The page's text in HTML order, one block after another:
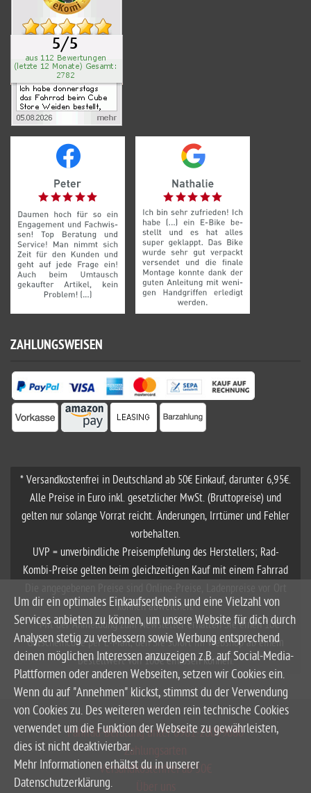
ZAHLUNGSWEISEN
* Versandkostenfrei in Deutschland ab 50€ Einkauf, darunter 6,95€.
Alle Preise in Euro inkl. gesetzlicher MwSt. (Bruttopreise) und
gelten nur solange Vorrat reicht. Änderungen, Irrtümer und Fehler
vorbehalten.
UVP = unverbindliche Preisempfehlung des Herstellers; Rad-
Kombi-Preise gelten beim gleichzeitigen Kauf mit einem Fahrrad
können abweichen.
**Mit der Anmeldung zum Newsletter erhalten Sie einen 10€
Gutscheincode per E-Mail, den Sie sofort im Webshop ab einem
Bestellwert von 100€ einlösen können.
Fahrrad-Beratung unter 0961-20099680
Zahlungsarten
Versandkostenfrei ab 50€
Um dir ein optimales Einkaufserlebnis und eine Vielzahl von
Services anbieten zu können, um unsere Website für dich durch
Analysen stetig zu verbessern sowie Werbung entsprechend
deinen möglichen Interessen anzuzeigen z.B. auf Social-Media-
Plattformen oder anderen Webseiten, setzen wir Cookies ein.
Wenn du auf "Annehmen" klickst, stimmst du der Verwendung
von Cookies zu. Des weiteren werden rein technische Cookies
verwendet um die Funktion der Webseite zu gewährleisten,
dies ist nicht deaktivierbar.
Mehr Informationen erhältst du in unserer
Datenschutzerklärung.